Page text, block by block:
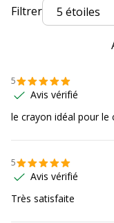
Filtrer
5
Avis vérifié
le crayon idéal pour le
5
Avis vérifié
Très satisfaite